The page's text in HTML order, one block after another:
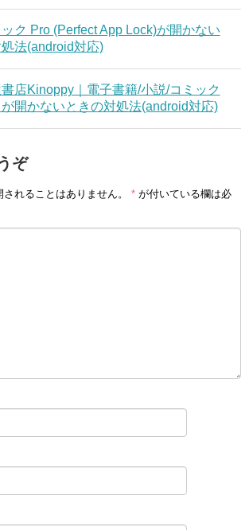
ク Pro (Perfect App Lock)が開かない
法(android対応)
店Kinoppy｜電子書籍/小説/コミック
が開かないときの対処法(android対応)
ぞ
れることはありません。 * が付いている欄は必